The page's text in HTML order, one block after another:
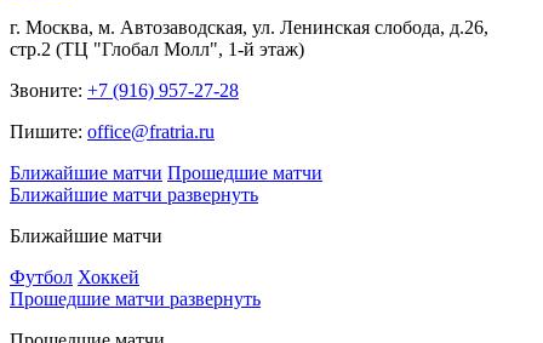
г. Москва, м. Автозаводская, ул. Ленинская слобода, д.26,
стр.2 (ТЦ "Глобал Молл", 1-й этаж)
Звоните: +7 (916) 957-27-28
Пишите: office@fratria.ru
Ближайшие матчи Прошедшие матчи
Ближайшие матчи развернуть
Ближайшие матчи
Футбол Хоккей
Прошедшие матчи развернуть